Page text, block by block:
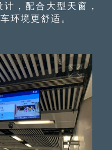
，配合大型天窗，
环境更舒适。